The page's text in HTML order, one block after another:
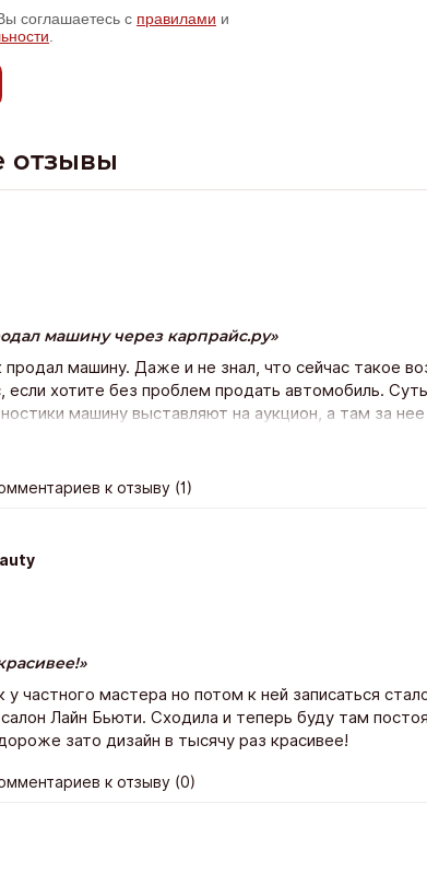
соглашаетесь с правилами и
отзывы
машину через карпрайс.ру
продал машину. Даже и не знал, что сейчас такое
если хотите без проблем продать автомобиль.
машину выставляют на аукцион, а там за
и посмеиваешься. Все услуги бесплатные. Как
за что не платите. Но меня цена устроила.
к отзыву (1)
у частного мастера но потом к ней записаться
Лайн Бьюти. Сходила и теперь буду там
зато дизайн в тысячу раз красивее!
к отзыву (0)